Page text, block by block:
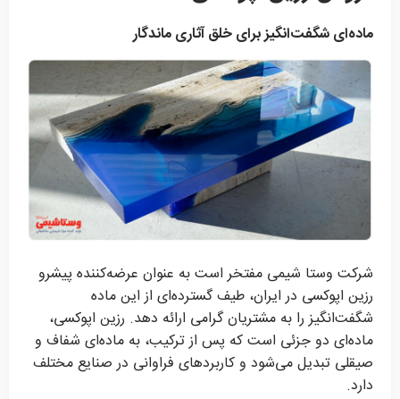
ماده‌ای شگفت‌انگیز برای خلق آثاری ماندگار
شرکت وستا شیمی مفتخر است به عنوان عرضه‌کننده پیشرو
رزین اپوکسی در ایران، طیف گسترده‌ای از این ماده
شگفت‌انگیز را به مشتریان گرامی ارائه دهد. رزین اپوکسی،
ماده‌ای دو جزئی است که پس از ترکیب، به ماده‌ای شفاف و
صیقلی تبدیل می‌شود و کاربردهای فراوانی در صنایع مختلف
دارد.